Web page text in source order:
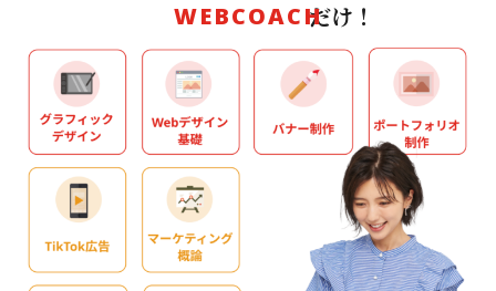
WEBCOACHだけ！